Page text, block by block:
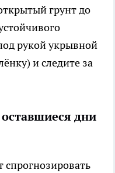
грунт до
рукой укрывной
и следите за
дни
спрогнозировать